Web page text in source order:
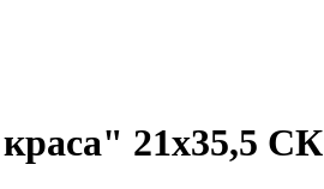
21х35,5 СК